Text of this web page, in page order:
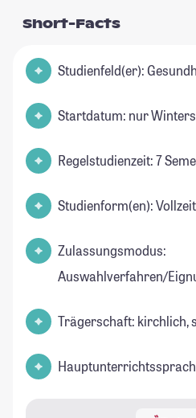
Short-Facts
Studienfeld(er):
Startdatum: nur
Regelstudienzeit: 7
Studienform(en):
Zulassungsmodus:
Auswahlverfahren/
Trägerschaft: kirchlich,